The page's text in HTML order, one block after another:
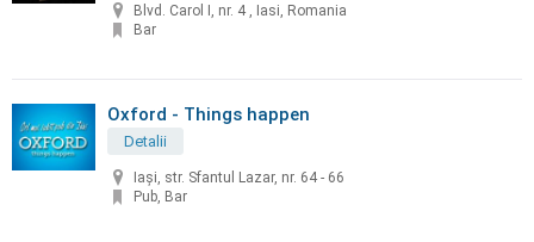
Blvd. Carol I, nr. 4 , Iasi, Romania
Bar
Oxford - Things happen
Detalii
Iași, str. Sfantul Lazar, nr. 64 - 66
Pub, Bar